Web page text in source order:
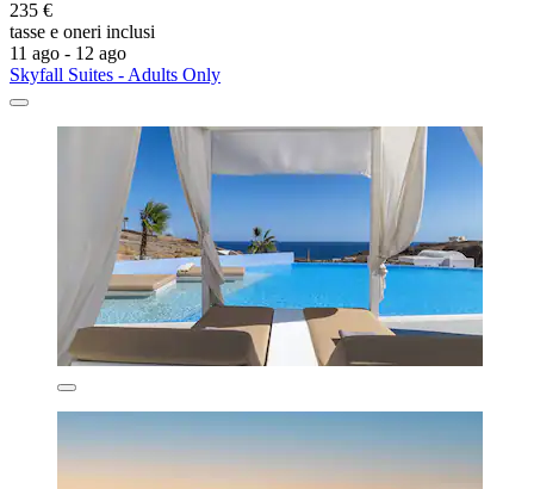
235 €
tasse e oneri inclusi
11 ago - 12 ago
Skyfall Suites - Adults Only